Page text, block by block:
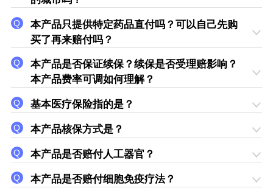
本产品只提供特定药品直付吗？可以自己先购
买了再来赔付吗？
本产品是否保证续保？续保是否受理赔影响？
本产品费率可调如何理解？
基本医疗保险指的是？
本产品核保方式是？
本产品是否赔付人工器官？
本产品是否赔付细胞免疫疗法？